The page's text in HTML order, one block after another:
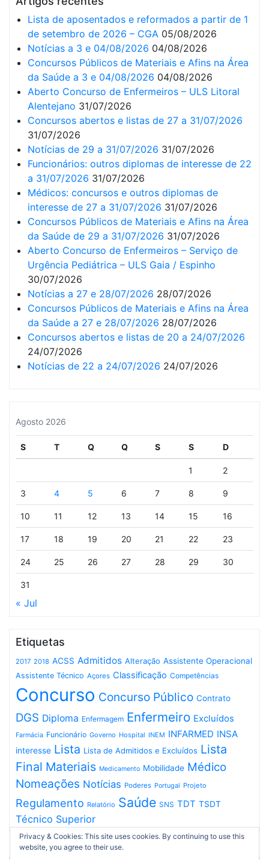
Lista de aposentados e reformados a partir de 1
de setembro de 2026 – CGA 05/08/2026
Notícias a 3 e 04/08/2026 04/08/2026
Concursos Públicos de Materiais e Afins na Área
da Saúde a 3 e 04/08/2026 04/08/2026
Aberto Concurso de Enfermeiros – ULS Litoral
Alentejano 31/07/2026
Concursos abertos e listas de 27 a 31/07/2026
31/07/2026
Notícias de 29 a 31/07/2026 31/07/2026
Funcionários: outros diplomas de interesse de 22
a 31/07/2026 31/07/2026
Médicos: concursos e outros diplomas de
interesse de 27 a 31/07/2026 31/07/2026
Concursos Públicos de Materiais e Afins na Área
da Saúde de 29 a 31/07/2026 31/07/2026
Aberto Concurso de Enfermeiros – Serviço de
Urgência Pediátrica – ULS Gaia / Espinho
30/07/2026
Notícias a 27 e 28/07/2026 28/07/2026
Concursos Públicos de Materiais e Afins na Área
da Saúde a 27 e 28/07/2026 28/07/2026
Concursos abertos e listas de 20 a 24/07/2026
24/07/2026
Notícias de 22 a 24/07/2026 24/07/2026
Agosto 2026
S T Q Q S S D
1 2
3 4 5 6 7 8 9
10 11 12 13 14 15 16
17 18 19 20 21 22 23
24 25 26 27 28 29 30
31
« Jul
Etiquetas
2017 2018 ACSS Admitidos Alteração Assistente Operacional
Assistente Técnico Açores Classificação Competências
Concurso Concurso Público Contrato
DGS Diploma Enfermagem Enfermeiro Excluídos
Farmácia Funcionário Governo Hospital INEM INFARMED INSA
interesse Lista Lista de Admitidos e Excluídos Lista
Final Materiais Medicamento Mobilidade Médico
Nomeações Notícias Poderes Portugal Projeto
Regulamento Relatório Saúde SNS TDT TSDT
Técnico Superior
Privacy & Cookies: This site uses cookies. By continuing to use this
website, you agree to their use.